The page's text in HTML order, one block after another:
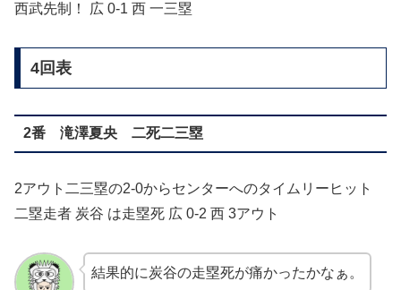
西武先制！ 広 0-1 西 一三塁
4回表
2番 滝澤夏央 二死二三塁
2アウト二三塁の2-0からセンターへのタイムリーヒット
二塁走者 炭谷 は走塁死 広 0-2 西 3アウト
結果的に炭谷の走塁死が痛かったかなぁ。